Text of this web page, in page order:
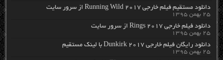
دانلود مستقیم فیلم خارجی Running Wild 2017 از سرور سایت
۲۵ بهمن ۱۳۹۵
دانلود فیلم خارجی Rings 2017 از سرور سایت
۲۵ بهمن ۱۳۹۵
دانلود رایگان فیلم خارجی Dunkirk 2017 با لینک مستقیم
۲۵ بهمن ۱۳۹۵